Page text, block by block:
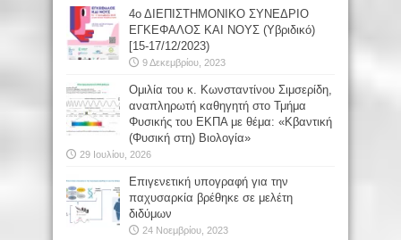
4ο ΔΙΕΠΙΣΤΗΜΟΝΙΚΟ ΣΥΝΕΔΡΙΟ
ΕΓΚΕΦΑΛΟΣ ΚΑΙ ΝΟΥΣ (Υβριδικό)
[15-17/12/2023)
9 Δεκεμβρίου, 2023
Oμιλία του κ. Κωνσταντίνου Σιμσερίδη,
αναπληρωτή καθηγητή στο Τμήμα
Φυσικής του ΕΚΠΑ με θέμα: «Κβαντική
(Φυσική στη) Βιολογία»
29 Ιουλίου, 2026
Επιγενετική υπογραφή για την
παχυσαρκία βρέθηκε σε μελέτη
διδύμων
24 Νοεμβρίου, 2023